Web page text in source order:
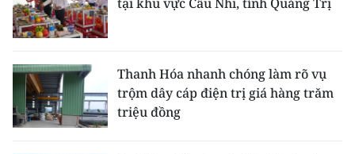
Thanh Hóa nhanh chóng làm rõ vụ
trộm dây cáp điện trị giá hàng trăm
triệu đồng